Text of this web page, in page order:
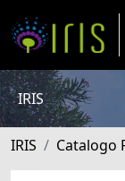
IRIS
IRIS Catalogo